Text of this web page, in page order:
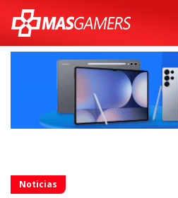
Noticias